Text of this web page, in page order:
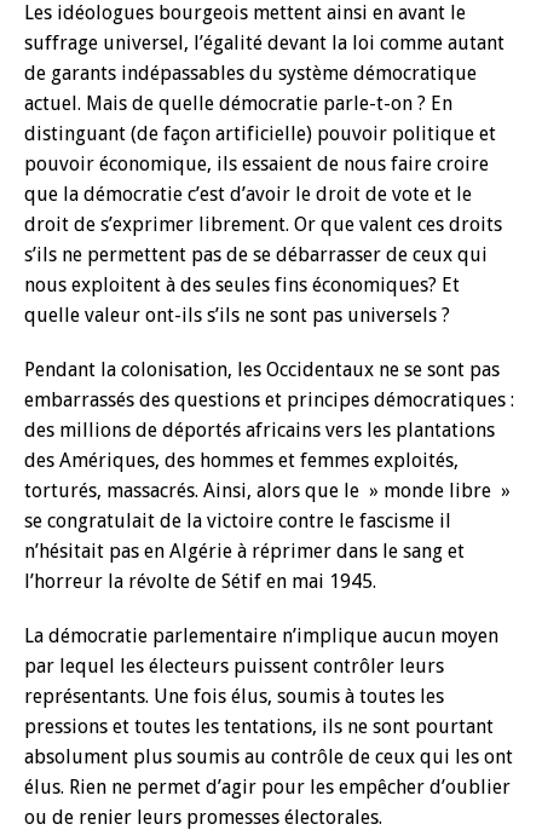
Les idéologues bourgeois mettent ainsi en avant le
suffrage universel, l’égalité devant la loi comme autant
de garants indépassables du système démocratique
actuel. Mais de quelle démocratie parle-t-on ? En
distinguant (de façon artificielle) pouvoir politique et
pouvoir économique, ils essaient de nous faire croire
que la démocratie c’est d’avoir le droit de vote et le
droit de s’exprimer librement. Or que valent ces droits
s’ils ne permettent pas de se débarrasser de ceux qui
nous exploitent à des seules fins économiques? Et
quelle valeur ont-ils s’ils ne sont pas universels ?
Pendant la colonisation, les Occidentaux ne se sont pas
embarrassés des questions et principes démocratiques :
des millions de déportés africains vers les plantations
des Amériques, des hommes et femmes exploités,
torturés, massacrés. Ainsi, alors que le » monde libre »
se congratulait de la victoire contre le fascisme il
n’hésitait pas en Algérie à réprimer dans le sang et
l’horreur la révolte de Sétif en mai 1945.
La démocratie parlementaire n’implique aucun moyen
par lequel les électeurs puissent contrôler leurs
représentants. Une fois élus, soumis à toutes les
pressions et toutes les tentations, ils ne sont pourtant
absolument plus soumis au contrôle de ceux qui les ont
élus. Rien ne permet d’agir pour les empêcher d’oublier
ou de renier leurs promesses électorales.